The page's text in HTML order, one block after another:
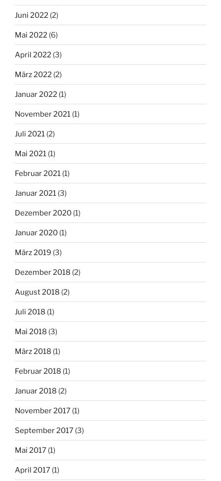
Juni 2022 (2)
Mai 2022 (6)
April 2022 (3)
März 2022 (2)
Januar 2022 (1)
November 2021 (1)
Juli 2021 (2)
Mai 2021 (1)
Februar 2021 (1)
Januar 2021 (3)
Dezember 2020 (1)
Januar 2020 (1)
März 2019 (3)
Dezember 2018 (2)
August 2018 (2)
Juli 2018 (1)
Mai 2018 (3)
März 2018 (1)
Februar 2018 (1)
Januar 2018 (2)
November 2017 (1)
September 2017 (3)
Mai 2017 (1)
April 2017 (1)